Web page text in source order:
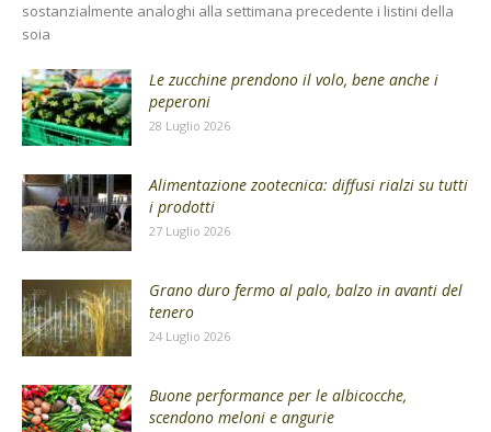
sostanzialmente analoghi alla settimana precedente i listini della
soia
Le zucchine prendono il volo, bene anche i
peperoni
28 Luglio 2026
Alimentazione zootecnica: diffusi rialzi su tutti
i prodotti
27 Luglio 2026
Grano duro fermo al palo, balzo in avanti del
tenero
24 Luglio 2026
Buone performance per le albicocche,
scendono meloni e angurie